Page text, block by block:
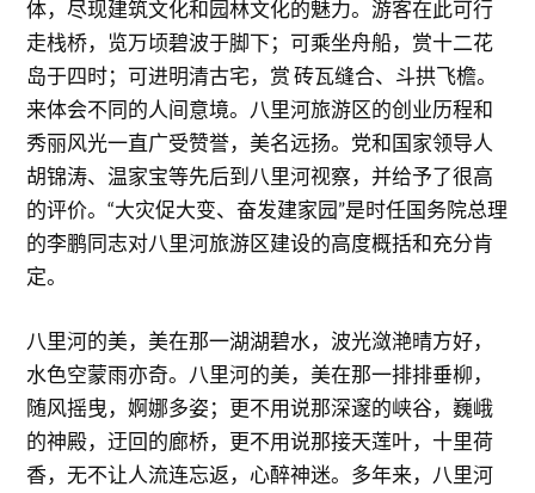
体，尽现建筑文化和园林文化的魅力。游客在此可行
走栈桥，览万顷碧波于脚下；可乘坐舟船，赏十二花
岛于四时；可进明清古宅，赏 砖瓦缝合、斗拱飞檐。
来体会不同的人间意境。八里河旅游区的创业历程和
秀丽风光一直广受赞誉，美名远扬。党和国家领导人
胡锦涛、温家宝等先后到八里河视察，并给予了很高
的评价。“大灾促大变、奋发建家园”是时任国务院总理
的李鹏同志对八里河旅游区建设的高度概括和充分肯
定。
八里河的美，美在那一湖湖碧水，波光潋滟晴方好，
水色空蒙雨亦奇。八里河的美，美在那一排排垂柳，
随风摇曳，婀娜多姿；更不用说那深邃的峡谷，巍峨
的神殿，迂回的廊桥，更不用说那接天莲叶，十里荷
香，无不让人流连忘返，心醉神迷。多年来，八里河